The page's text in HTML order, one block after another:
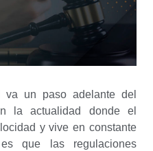
un paso adelante del
la actualidad donde el
y vive en constante
que las regulaciones